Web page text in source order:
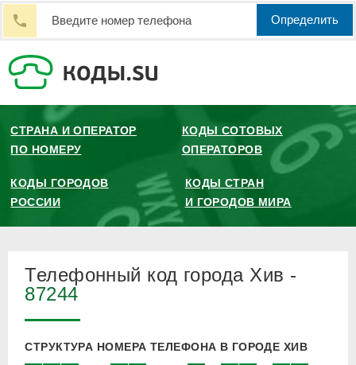
Определить
СТРАНА И ОПЕРАТОР
ПО НОМЕРУ
КОДЫ СОТОВЫХ
ОПЕРАТОРОВ
КОДЫ ГОРОДОВ
РОССИИ
КОДЫ СТРАН
И ГОРОДОВ МИРА
Телефонный код города Хив -
87244
СТРУКТУРА НОМЕРА ТЕЛЕФОНА В ГОРОДЕ ХИВ